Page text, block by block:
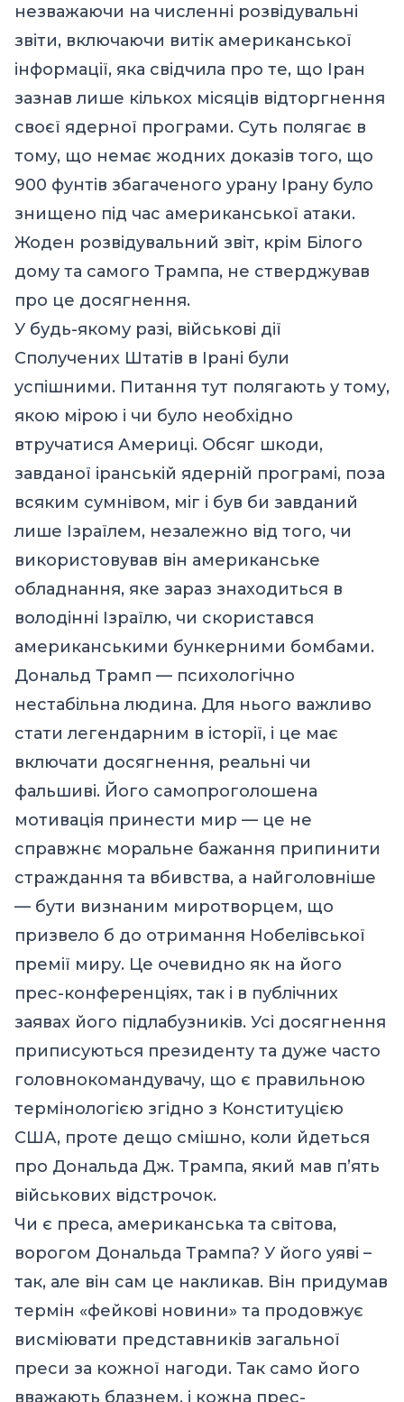
незважаючи на численні розвідувальні
звіти, включаючи витік американської
інформації, яка свідчила про те, що Іран
зазнав лише кількох місяців відторгнення
своєї ядерної програми. Суть полягає в
тому, що немає жодних доказів того, що
900 фунтів збагаченого урану Ірану було
знищено під час американської атаки.
Жоден розвідувальний звіт, крім Білого
дому та самого Трампа, не стверджував
про це досягнення.
У будь-якому разі, військові дії
Сполучених Штатів в Ірані були
успішними. Питання тут полягають у тому,
якою мірою і чи було необхідно
втручатися Америці. Обсяг шкоди,
завданої іранській ядерній програмі, поза
всяким сумнівом, міг і був би завданий
лише Ізраїлем, незалежно від того, чи
використовував він американське
обладнання, яке зараз знаходиться в
володінні Ізраїлю, чи скористався
американськими бункерними бомбами.
Дональд Трамп — психологічно
нестабільна людина. Для нього важливо
стати легендарним в історії, і це має
включати досягнення, реальні чи
фальшиві. Його самопроголошена
мотивація принести мир — це не
справжнє моральне бажання припинити
страждання та вбивства, а найголовніше
— бути визнаним миротворцем, що
призвело б до отримання Нобелівської
премії миру. Це очевидно як на його
прес-конференціях, так і в публічних
заявах його підлабузників. Усі досягнення
приписуються президенту та дуже часто
головнокомандувачу, що є правильною
термінологією згідно з Конституцією
США, проте дещо смішно, коли йдеться
про Дональда Дж. Трампа, який мав п’ять
військових відстрочок.
Чи є преса, американська та світова,
ворогом Дональда Трампа? У його уяві –
так, але він сам це накликав. Він придумав
термін «фейкові новини» та продовжує
висміювати представників загальної
преси за кожної нагоди. Так само його
вважають блазнем, і кожна прес-